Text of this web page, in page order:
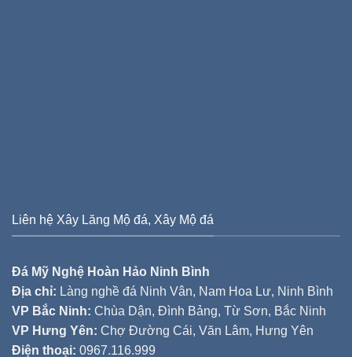
Liên hệ Xây Lăng Mộ đá, Xây Mộ đá
Đá Mỹ Nghệ Hoàn Hảo Ninh Bình
Địa chỉ: Làng nghề đá Ninh Vân, Nam Hoa Lư, Ninh Bình
VP Bắc Ninh: Chùa Dận, Đình Bảng, Từ Sơn, Bắc Ninh
VP Hưng Yên: Chợ Đường Cái, Văn Lâm, Hưng Yên
Điện thoại: 0967.116.999